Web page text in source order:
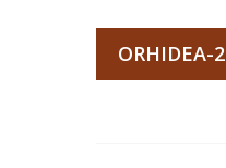
ORHIDEA-2